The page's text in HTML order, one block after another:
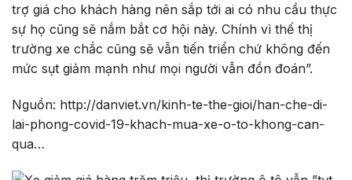
trợ giá cho khách hàng nên sắp tới ai có nhu cầu thực
sự họ cũng sẽ nắm bắt cơ hội này. Chính vì thế thị
trường xe chắc cũng sẽ vẫn tiến triển chứ không đến
mức sụt giảm mạnh như mọi người vẫn đồn đoán”.
Nguồn: http://danviet.vn/kinh-te-the-gioi/han-che-di-
lai-phong-covid-19-khach-mua-xe-o-to-khong-can-
qua…